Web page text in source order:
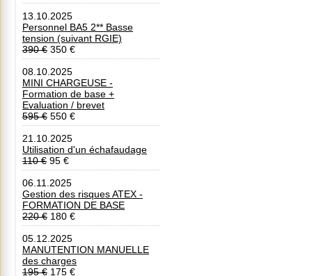
13.10.2025
Personnel BA5 2** Basse
tension (suivant RGIE)
390 € 350 €
08.10.2025
MINI CHARGEUSE -
Formation de base +
Evaluation / brevet
595 € 550 €
21.10.2025
Utilisation d'un échafaudage
110 € 95 €
06.11.2025
Gestion des risques ATEX -
FORMATION DE BASE
220 € 180 €
05.12.2025
MANUTENTION MANUELLE
des charges
195 € 175 €